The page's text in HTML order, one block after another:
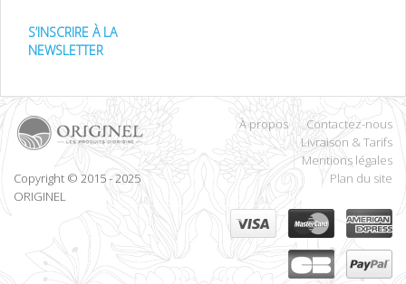
S’INSCRIRE À LA
NEWSLETTER
Copyright © 2015 - 2025
ORIGINEL
À propos
Contactez-nous
Livraison & Tarifs
Mentions légales
Plan du site